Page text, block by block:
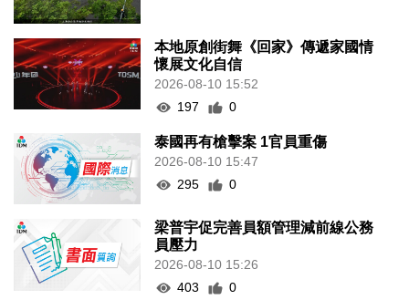
本地原創街舞《回家》傳遞家國情
懷展文化自信
2026-08-10 15:52
197
0
泰國再有槍擊案 1官員重傷
2026-08-10 15:47
295
0
梁普宇促完善員額管理減前線公務
員壓力
2026-08-10 15:26
403
0